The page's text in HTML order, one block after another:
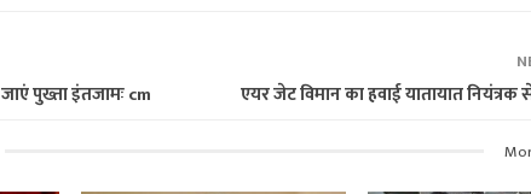
पुख्ता इंतजामः cm
एयर जेट विमान का हवाई यातायात नियंत्रक